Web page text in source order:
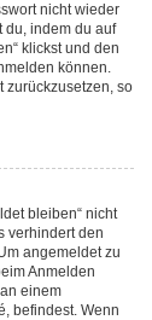
nicht wieder
du, indem du auf
klickst und den
können.
zurückzusetzen, so
bleiben“ nicht
verhindert den
angemeldet zu
Anmelden
einem
befindest. Wenn